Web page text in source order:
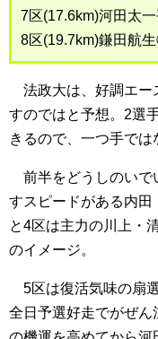
7区(17.6km)河田太
8区(19.7km)鎌田航
法政大は、好調エー
すのではと予想。2選
きるので、一つ手では
前半をどうしのいで
すスピードがある内
と4区は主力の川上・
のイメージ。
5区は復活気味の扇
全日予選好走でがぜ